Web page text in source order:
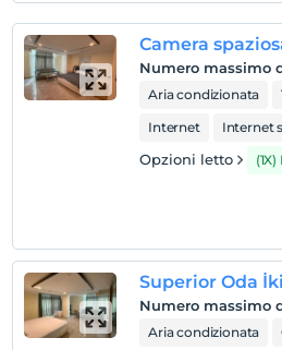
Mostra
Regole dell'hotel
animale domestico
Animali non ammessi
fumare
Camera
Numero massimo
Aria condizionata
Internet
Internet
Opzioni letto
Superior Oda
Numero massimo
Aria condizionata